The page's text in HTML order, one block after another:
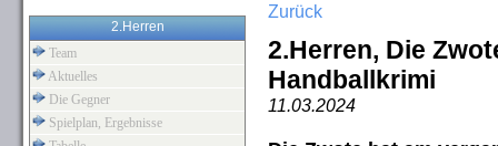
2.Herren
Team
Aktuelles
Die Gegner
Spielplan, Ergebnisse
Zurück
2.Herren, Die
Handballkrimi
11.03.2024